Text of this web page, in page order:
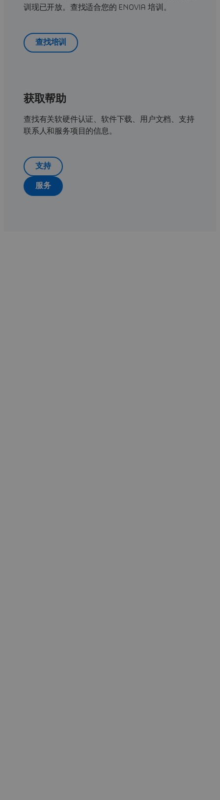
训现已开放。查找适合您的 ENOVIA 培训。
查找培训
获取帮助
查找有关软硬件认证、软件下载、用户文档、支持
联系人和服务项目的信息。
支持
服务